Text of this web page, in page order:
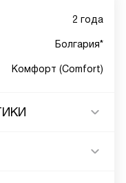
2 года
Болгария*
Комфорт (Comfort)